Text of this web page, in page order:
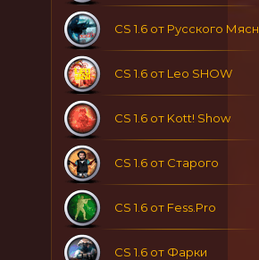
CS 1.6 от Русского
CS 1.6 от Leo SHOW
CS 1.6 от Kott! Show
CS 1.6 от Старого
CS 1.6 от Fess.Pro
CS 1.6 от Фарки